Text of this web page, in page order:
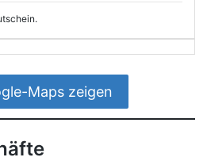
Maps zeigen